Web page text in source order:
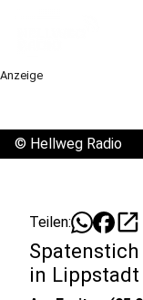
Anzeige
© Hellweg Radio
Teilen: open_in_new
in Lippstadt